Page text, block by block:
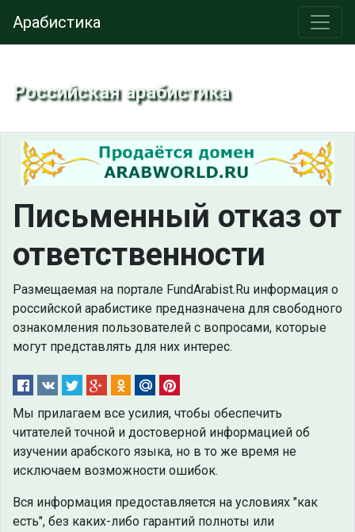
Арабистика
Российская арабистика
Письменный отказ от
ответственности
Размещаемая на портале FundArabist.Ru информация о
российской арабистике предназначена для свободного
ознакомления пользователей с вопросами, которые
могут представлять для них интерес.
Мы прилагаем все усилия, чтобы обеспечить
читателей точной и достоверной информацией об
изучении арабского языка, но в то же время не
исключаем возможности ошибок.
Вся информация предоставляется на условиях "как
есть", без каких-либо гарантий полноты или